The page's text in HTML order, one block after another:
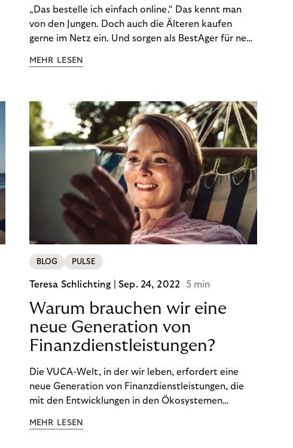
„Das bestelle ich einfach online.“ Das kennt man
von den Jungen. Doch auch die Älteren kaufen
gerne im Netz ein. Und sorgen als BestAger für neue
von der Generation Z. Wir haben genauer
MEHR LESEN
BLOG PULSE
Teresa Schlichting |Sep. 24, 2022 5 min
Warum brauchen wir eine
neue Generation von
Finanzdienstleistungen?
Die VUCA-Welt, in der wir leben, erfordert eine
neue Generation von Finanzdienstleistungen, die
mit den Entwicklungen in den Ökosystemen
finanzielle Situation jedes Einzelnen zugeschnitten
MEHR LESEN